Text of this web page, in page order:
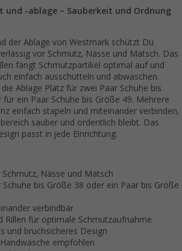
und -ablage – Sauberkeit und Ordnung
der Ablage von Westmark schützt Du
vor Schmutz, Nässe und Matsch. Das
fängt Schmutzpartikel optimal auf und
einfach ausschütteln und abwaschen.
Ablage Platz für zwei Paar Schuhe bis
für ein Paar Schuhe bis Größe 49. Mehrere
einfach stapeln und miteinander verbinden,
sauber und ordentlich bleibt. Das
passt in jede Einrichtung.
Nässe und Matsch
Schuhe bis Größe 38 oder ein Paar bis Größe
verbindbar
Rillen für optimale Schmutzaufnahme
und bruchsicheres Design
empfohlen